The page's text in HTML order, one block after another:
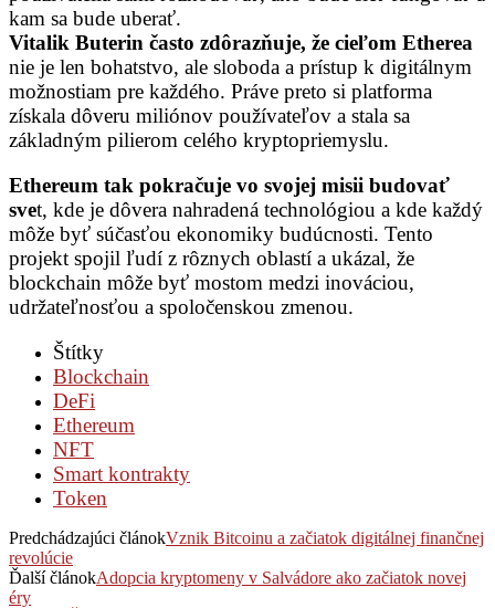
kam sa bude uberať.
Vitalik Buterin často zdôrazňuje, že cieľom Etherea
nie je len bohatstvo, ale sloboda a prístup k digitálnym
možnostiam pre každého. Práve preto si platforma
získala dôveru miliónov používateľov a stala sa
základným pilierom celého kryptopriemyslu.
Ethereum tak pokračuje vo svojej misii budovať
svet, kde je dôvera nahradená technológiou a kde každý
môže byť súčasťou ekonomiky budúcnosti. Tento
projekt spojil ľudí z rôznych oblastí a ukázal, že
blockchain môže byť mostom medzi inováciou,
udržateľnosťou a spoločenskou zmenou.
Štítky
Blockchain
DeFi
Ethereum
NFT
Smart kontrakty
Token
Predchádzajúci článokVznik Bitcoinu a začiatok digitálnej finančnej
revolúcie
Ďalší článokAdopcia kryptomeny v Salvádore ako začiatok novej
éry